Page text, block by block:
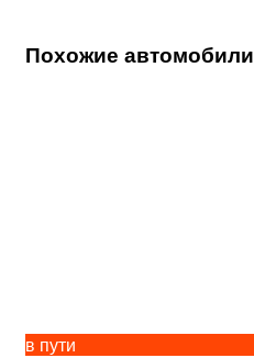
Похожие автомобили
в пути